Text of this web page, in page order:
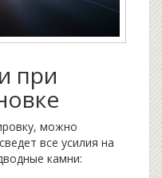
при
можно
все усилия на
камни: